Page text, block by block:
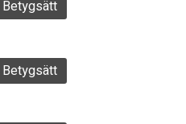
Betygsätt
Betygsätt